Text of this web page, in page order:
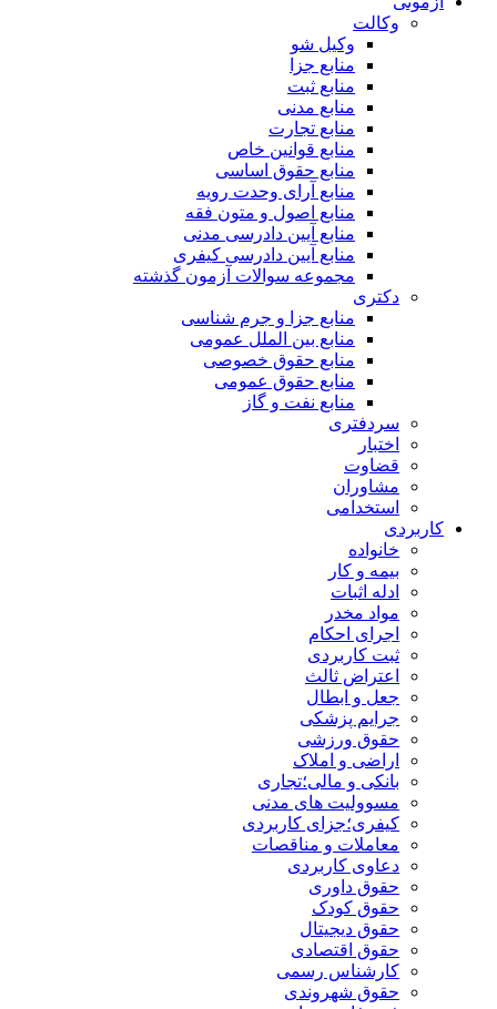
وکالت
وکیل شو
منابع جزا
منابع ثبت
منابع مدنی
منابع تجارت
منابع قوانین خاص
منابع حقوق اساسی
منابع آرای وحدت رویه
منابع اصول و متون فقه
منابع آیین دادرسی مدنی
منابع آیین دادرسی کیفری
مجموعه سوالات آزمون گذشته
دکتری
منابع جزا و جرم شناسی
منابع بین الملل عمومی
منابع حقوق خصوصی
منابع حقوق عمومی
منابع نفت و گاز
سردفتری
اختبار
قضاوت
مشاوران
استخدامی
کاربردی
خانواده
بیمه و کار
ادله اثبات
مواد مخدر
اجرای احکام
ثبت کاربردی
اعتراض ثالث
جعل و ابطال
جرایم پزشکی
حقوق ورزشی
اراضی و املاک
بانکی و مالی؛تجاری
مسوولیت های مدنی
کیفری؛جزای کاربردی
معاملات و مناقصات
دعاوی کاربردی
حقوق داوری
حقوق کودک
حقوق دیجیتال
حقوق اقتصادی
کارشناس رسمی
حقوق شهروندی